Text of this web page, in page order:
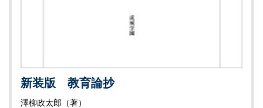
新装版 教育論抄
澤柳政太郎（著）